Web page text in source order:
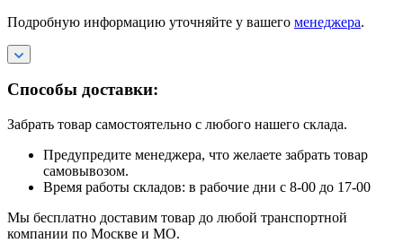
Подробную информацию уточняйте у вашего менеджера.
Способы доставки:
Забрать товар самостоятельно с любого нашего склада.
Предупредите менеджера, что желаете забрать товар
самовывозом.
Время работы складов: в рабочие дни с 8-00 до 17-00
Мы бесплатно доставим товар до любой транспортной
компании по Москве и МО.